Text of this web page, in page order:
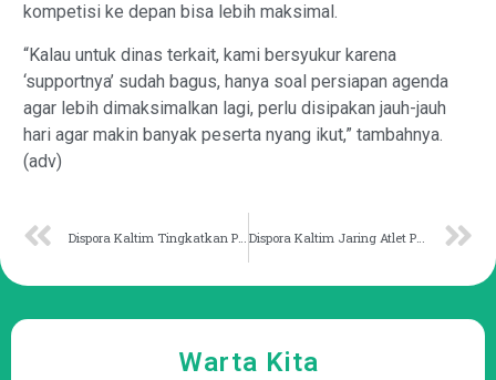
kompetisi ke depan bisa lebih maksimal.
“Kalau untuk dinas terkait, kami bersyukur karena
‘supportnya’ sudah bagus, hanya soal persiapan agenda
agar lebih dimaksimalkan lagi, perlu disipakan jauh-jauh
hari agar makin banyak peserta nyang ikut,” tambahnya.
(adv)
Dispora Kaltim Jaring Atlet Potensial Untuk Ditempa
Warta Kita